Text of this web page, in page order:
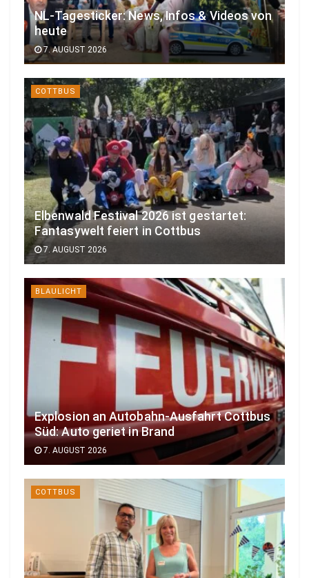
NL-Tagesticker: News, Infos & Videos von
heute
7. AUGUST 2026
COTTBUS
Elbenwald Festival 2026 ist gestartet:
Fantasywelt feiert in Cottbus
7. AUGUST 2026
BLAULICHT
Explosion an Autobahn-Ausfahrt Cottbus
Süd: Auto geriet in Brand
7. AUGUST 2026
COTTBUS